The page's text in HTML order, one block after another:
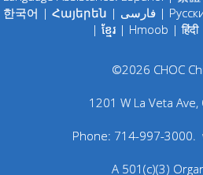
한국어 | Հայերեն | فارسی|
| ខ្មែរ | Hmoob |हिंदी
©2026 CHOC
1201 W La Veta Ave,
Phone: 714-997-3000.
A 501(c)(3)